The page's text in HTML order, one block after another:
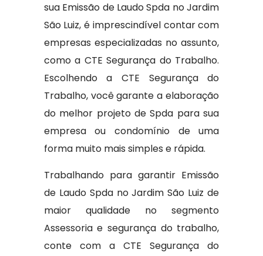
sua Emissão de Laudo Spda no Jardim
São Luiz, é imprescindível contar com
empresas especializadas no assunto,
como a CTE Segurança do Trabalho.
Escolhendo a CTE Segurança do
Trabalho, você garante a elaboração
do melhor projeto de Spda para sua
empresa ou condomínio de uma
forma muito mais simples e rápida.
Trabalhando para garantir Emissão
de Laudo Spda no Jardim São Luiz de
maior qualidade no segmento
Assessoria e segurança do trabalho,
conte com a CTE Segurança do